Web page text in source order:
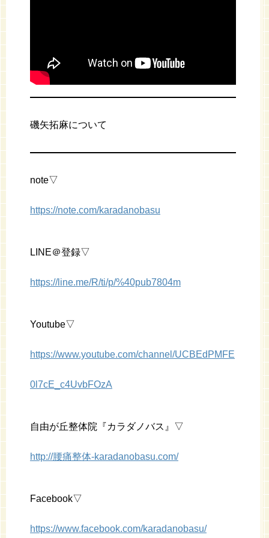
磯矢拓麻について
note▽
https://note.com/karadanobasu
LINE＠登録▽
https://line.me/R/ti/p/%40pub7804m
Youtube▽
https://www.youtube.com/channel/UCBEdPMFE
0l7cE_c4UvbFOzA
自由が丘整体院『カラダノバス』▽
http://腰痛整体-karadanobasu.com/
Facebook▽
https://www.facebook.com/karadanobasu/